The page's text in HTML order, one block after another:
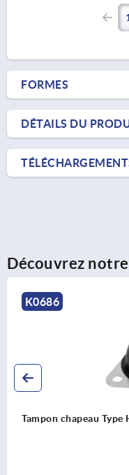
1
FORMES
DÉTAILS DU
Découvrez
K0686
Tampon chapeau Type